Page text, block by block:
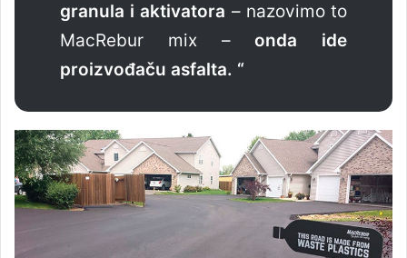
granula i aktivatora – nazovimo to
MacRebur mix –onda ide
proizvođaču asfalta. “